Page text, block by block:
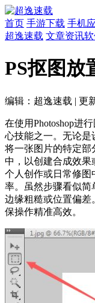
首页 手游下载 手机
超逸速载 文章资讯
PS抠图放
编辑：超逸速载 | 更
在使用Photoshop进
心技能之一。无论是
将一张图片的特定部
中，以创建合成效果
个人创作或日常修图
率。虽然步骤看似简
边缘粗糙或位置偏差
保操作精准高效。